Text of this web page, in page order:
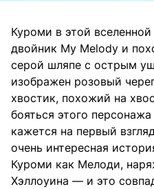
Куроми в этой
двойник My Melody и
серой шляпе с острым
изображен розовый
хвостик, похожий на
бояться этого
кажется на первый
очень интересная
Куроми как Мелоди,
Хэллоуина — и это